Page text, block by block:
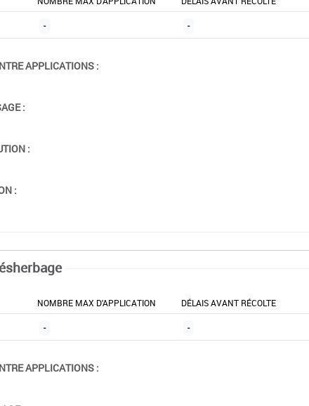
- -
APPLICATIONS :
:
:
:
NOMBRE MAX D'APPLICATION DÉLAIS AVANT RÉCOLTE
- -
APPLICATIONS :